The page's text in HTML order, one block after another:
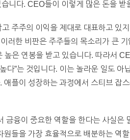
니다. CEO들이 이렇게 많은 돈을 받
주주의 이익을 제대로 대표하고 있
러한 비판은 주주들의 목소리가 큰
은 연봉을 받고 있습니다. 따라서
다”는 것입니다. 이는 놀라운 일도
플이 성장하는 과정에서 스티브 잡
융이 중요한 역할을 한다는 사실은
들을 가장 효율적으로 배분하는 역